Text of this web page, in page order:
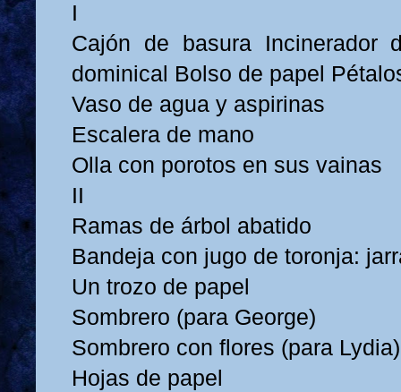
I
Cajón de basura Incinerador
dominical Bolso de papel
Vaso de agua y aspirinas
Escalera de mano
Olla con porotos en sus vainas
II
Ramas de árbol abatido
Bandeja con jugo de toronja:
Un trozo de papel
Sombrero (para George)
Sombrero con flores (para Lydia)
Hojas de papel